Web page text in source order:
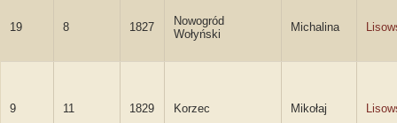
19 8 1827
Nowogród
Wołyński
Michalina
9 11 1829 Korzec Mikołaj